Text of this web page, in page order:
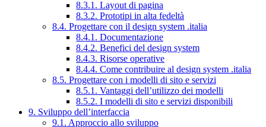
8.3.1. Layout di pagina
8.3.2. Prototipi in alta fedeltà
8.4. Progettare con il design system .italia
8.4.1. Documentazione
8.4.2. Benefici del design system
8.4.3. Risorse operative
8.4.4. Come contribuire al design system .italia
8.5. Progettare con i modelli di sito e servizi
8.5.1. Vantaggi dell’utilizzo dei modelli
8.5.2. I modelli di sito e servizi disponibili
9. Sviluppo dell’interfaccia
9.1. Approccio allo sviluppo